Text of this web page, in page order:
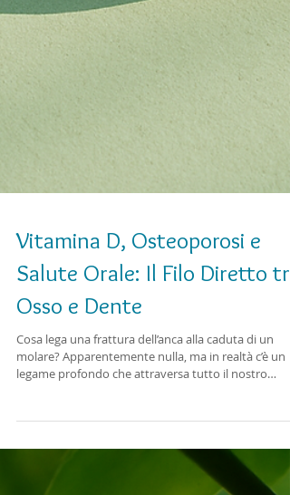
Vitamina D, Osteoporosi e
Salute Orale: Il Filo Diretto tra
Osso e Dente
legame profondo che attraversa tutto il nostro
orale. La vitamina D è un elemento chiave per il
metabolismo osseo e dentale. Quando è carente, le